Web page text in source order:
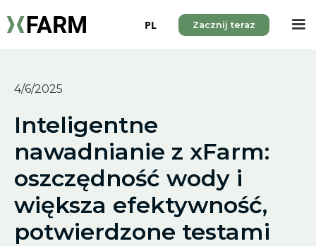
PL Zacznij teraz
4/6/2025
Inteligentne
nawadnianie z xFarm:
oszczędność wody i
większa efektywność,
potwierdzone testami